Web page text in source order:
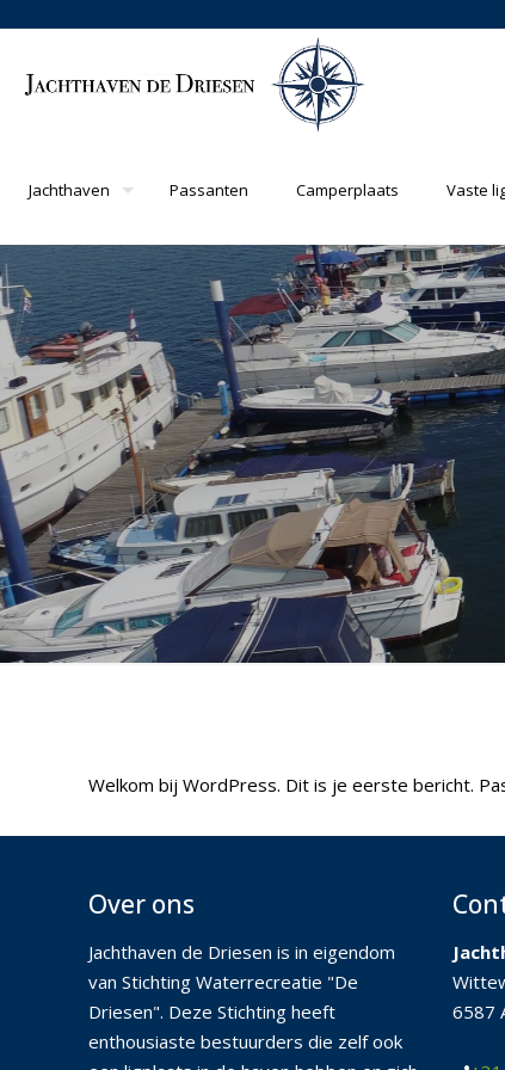
Jachthaven Passanten Camperplaats Vaste
Welkom bij WordPress. Dit is je eerste bericht.
Over ons
Jachthaven de Driesen is in eigendom
van Stichting Waterrecreatie "De
Driesen". Deze Stichting heeft
enthousiaste bestuurders die zelf ook
6587